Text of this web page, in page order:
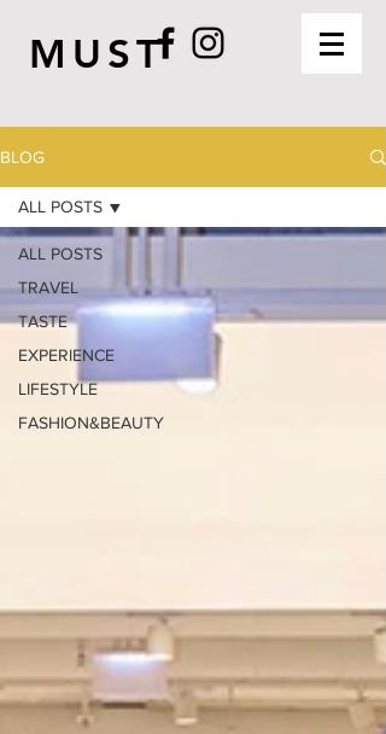
MUST
BLOG
ALL POSTS
TRAVEL
TASTE
EXPERIENCE
LIFESTYLE
FASHION&BEAUTY
ALL POSTS